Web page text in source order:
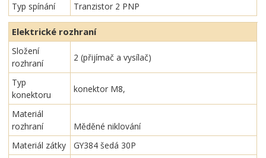
Typ spínání Tranzistor 2 PNP
Elektrické rozhraní
Složení
rozhraní
2 (přijímač a vysílač)
Typ
konektoru
konektor M8,
Materiál
rozhraní
Měděné niklování
Materiál zátky
GY384 šedá 30P